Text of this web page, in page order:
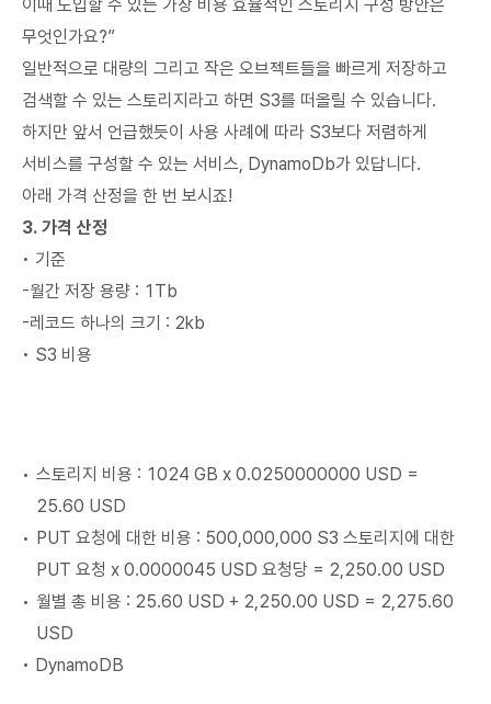
이때 도입할 수 있는 가장 비용 효율적인 스토리지 구성 방안은
무엇인가요?”
일반적으로 대량의 그리고 작은 오브젝트들을 빠르게 저장하고
검색할 수 있는 스토리지라고 하면 S3를 떠올릴 수 있습니다.
하지만 앞서 언급했듯이 사용 사례에 따라 S3보다 저렴하게
서비스를 구성할 수 있는 서비스, DynamoDb가 있답니다.
아래 가격 산정을 한 번 보시죠!
3. 가격 산정
• 기준
-월간 저장 용량 : 1Tb
-레코드 하나의 크기 : 2kb
• S3 비용
스토리지 비용 : 1024 GB x 0.0250000000 USD =
25.60 USD
PUT 요청에 대한 비용 : 500,000,000 S3 스토리지에 대한
PUT 요청 x 0.0000045 USD 요청당 = 2,250.00 USD
월별 총 비용 : 25.60 USD + 2,250.00 USD = 2,275.60
USD
• DynamoDB